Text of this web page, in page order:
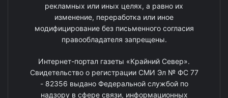
рекламных или иных целях, а равно их
изменение, переработка или иное
модифицирование без письменного согласия
правообладателя запрещены.
Интернет-портал газеты «Крайний Север».
Свидетельство о регистрации СМИ Эл № ФС 77
- 82356 выдано Федеральной службой по
надзору в сфере связи, информационных